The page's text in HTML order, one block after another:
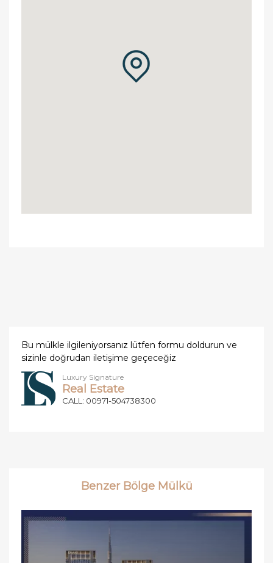
Bu mülkle ilgileniyorsanız lütfen formu doldurun ve
sizinle doğrudan iletişime geçeceğiz
Luxury Signature
Real Estate
CALL: 00971-504738300
Benzer Bölge Mülkü